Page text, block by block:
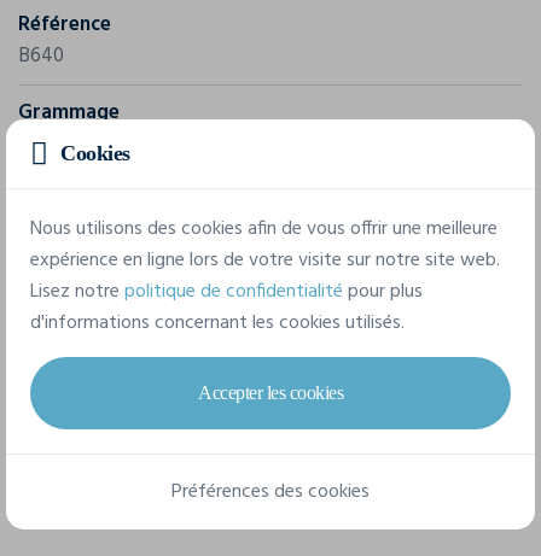
Référence
B640
Grammage
185 g/m²
Composition
50% Polyester, 50% Coton
1 taille disponible
Cookies
Nous utilisons des cookies afin de vous offrir une meilleure
expérience en ligne lors de votre visite sur notre site web.
Lisez notrepolitique de confidentialitépour plus
d'informations concernant les cookies utilisés.
Accepter les cookies
Préférences des cookies